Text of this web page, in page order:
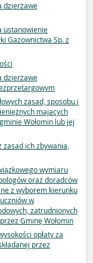
dzierżawę
ustanowienie
Gazownictwa Sp. z
dzierżawę
zasad, sposobu i
majacych
Wołomin lub jej
ich zbywania,
wymiaru
oraz doradców
z wyborem kierunku
w
zatrudnionych
Gminę Wołomin
opłaty za
przez